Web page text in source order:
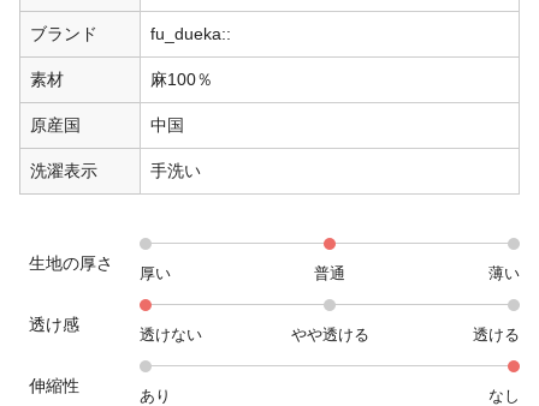
ブランド fu_dueka::
素材 麻100％
原産国 中国
洗濯表示 手洗い
生地の厚さ
厚い 普通 薄い
透け感
透けない やや透ける 透ける
伸縮性
あり なし